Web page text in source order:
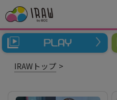
IRAWトップ